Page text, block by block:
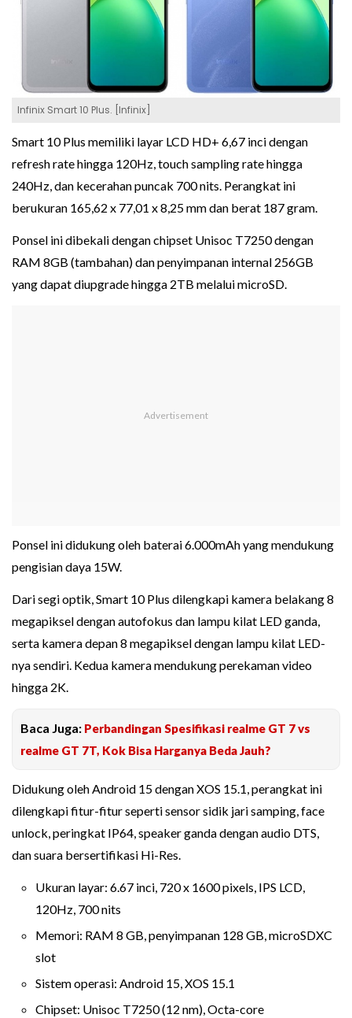
Infinix Smart 10 Plus. [Infinix]
Smart 10 Plus memiliki layar LCD HD+ 6,67 inci dengan
refresh rate hingga 120Hz, touch sampling rate hingga
240Hz, dan kecerahan puncak 700 nits. Perangkat ini
berukuran 165,62 x 77,01 x 8,25 mm dan berat 187 gram.
Ponsel ini dibekali dengan chipset Unisoc T7250 dengan
RAM 8GB (tambahan) dan penyimpanan internal 256GB
yang dapat diupgrade hingga 2TB melalui microSD.
Ponsel ini didukung oleh baterai 6.000mAh yang mendukung
pengisian daya 15W.
Dari segi optik, Smart 10 Plus dilengkapi kamera belakang 8
megapiksel dengan autofokus dan lampu kilat LED ganda,
serta kamera depan 8 megapiksel dengan lampu kilat LED-
nya sendiri. Kedua kamera mendukung perekaman video
hingga 2K.
Baca Juga: Perbandingan Spesifikasi realme GT 7 vs
realme GT 7T, Kok Bisa Harganya Beda Jauh?
Didukung oleh Android 15 dengan XOS 15.1, perangkat ini
dilengkapi fitur-fitur seperti sensor sidik jari samping, face
unlock, peringkat IP64, speaker ganda dengan audio DTS,
dan suara bersertifikasi Hi-Res.
Ukuran layar: 6.67 inci, 720 x 1600 pixels, IPS LCD,
120Hz, 700 nits
Memori: RAM 8 GB, penyimpanan 128 GB, microSDXC
slot
Sistem operasi: Android 15, XOS 15.1
Chipset: Unisoc T7250 (12 nm), Octa-core